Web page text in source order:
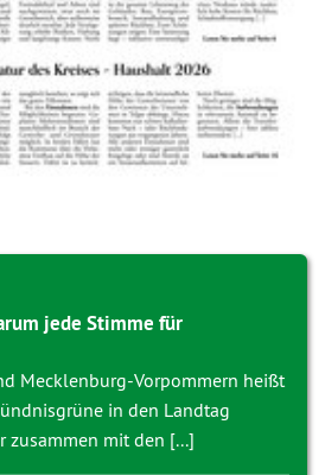
jede Stimme für
Mecklenburg-Vorpommern heißt
in den Landtag
zusammen mit den [...]